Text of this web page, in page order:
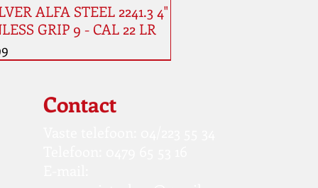
ALFA STEEL 2241.3 4"
GRIP 9 - CAL 22 LR
Contact